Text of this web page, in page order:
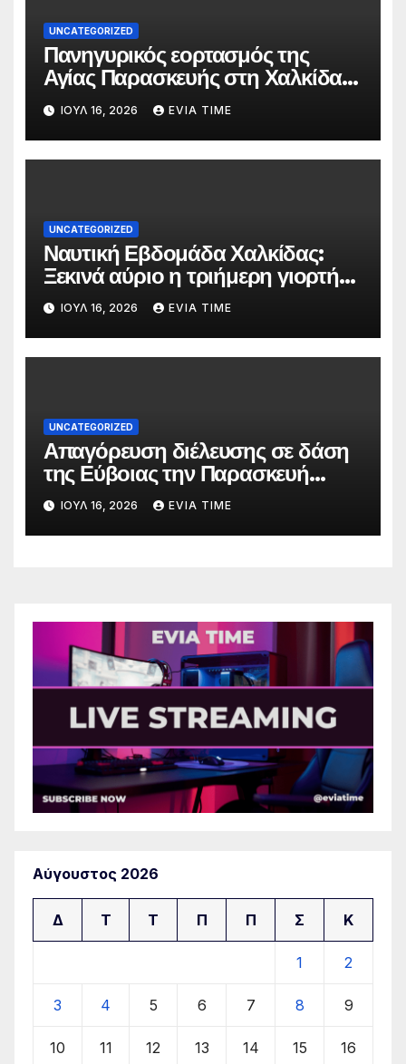
UNCATEGORIZED
Πανηγυρικός εορτασμός της
Αγίας Παρασκευής στη Χαλκίδα
τις 25 και 26 Ιουλίου
ΙΟΎΛ 16, 2026 EVIA TIME
UNCATEGORIZED
Ναυτική Εβδομάδα Χαλκίδας:
Ξεκινά αύριο η τριήμερη γιορτή
στο όνομα της Αγίας Παρασκευής
ΙΟΎΛ 16, 2026 EVIA TIME
UNCATEGORIZED
Απαγόρευση διέλευσης σε δάση
της Εύβοιας την Παρασκευή
λόγω πολύ υψηλού κινδύνου
πυρκαγιάς
ΙΟΎΛ 16, 2026 EVIA TIME
Αύγουστος 2026
Δ Τ Τ Π Π Σ Κ
1 2
3 4 5 6 7 8 9
10 11 12 13 14 15 16